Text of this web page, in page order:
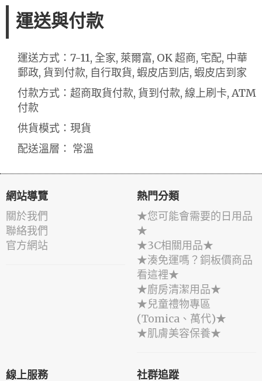
運送與付款
運送方式：7-11, 全家, 萊爾富, OK 超商, 宅配, 中華
郵政, 貨到付款, 自行取貨, 蝦皮店到店, 蝦皮店到家
付款方式：超商取貨付款, 貨到付款, 線上刷卡, ATM
付款
供貨模式：現貨
配送溫層： 常溫
網站導覽
關於我們
聯絡我們
官方網站
熱門分類
★您可能會需要的日用品
★
★3C相關用品★
★湊免運嗎？銅板價商品
看這裡★
★廚房清潔用品★
★兒童禮物專區
(Tomica、萬代)★
★肌膚美容保養★
線上服務 社群追蹤